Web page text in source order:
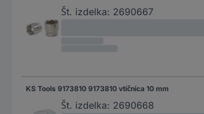
Št. izdelka: 2690667
KS Tools 9173810 9173810 vtičnica 10 mm
Št. izdelka: 2690668